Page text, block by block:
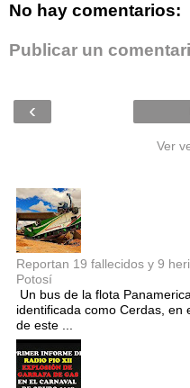
No hay comentarios:
Publicar un
‹
Ver
Reportan 19 fallecidos y 9
Potosí
Un bus de la flota
identificada como Cerdas, en
de este ...